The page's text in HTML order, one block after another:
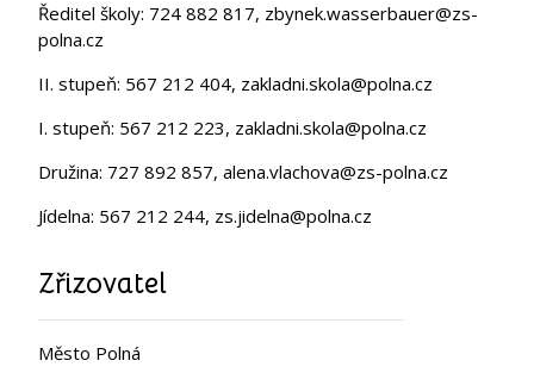
Ředitel školy: 724 882 817, zbynek.wasserbauer@zs-
polna.cz
II. stupeň: 567 212 404, zakladni.skola@polna.cz
I. stupeň: 567 212 223, zakladni.skola@polna.cz
Družina: 727 892 857, alena.vlachova@zs-polna.cz
Jídelna: 567 212 244, zs.jidelna@polna.cz
Zřizovatel
Město Polná